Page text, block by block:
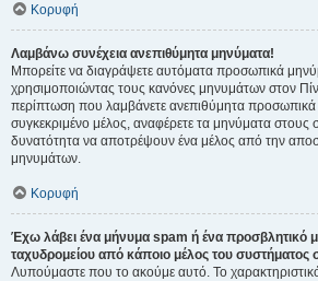
Κορυφή
Λαμβάνω συνέχεια ανεπιθύμητα μηνύματα!
Μπορείτε να διαγράψετε αυτόματα προσωπικά
χρησιμοποιώντας τους κανόνες μηνυμάτων στον
περίπτωση που λαμβάνετε ανεπιθύμητα
συγκεκριμένο μέλος, αναφέρετε τα μηνύματα στους
δυνατότητα να αποτρέψουν ένα μέλος από την
μηνυμάτων.
Κορυφή
Έχω λάβει ένα μήνυμα spam ή ένα προσβλητικό
ταχυδρομείου από κάποιο μέλος του συστήματος
Λυπούμαστε που το ακούμε αυτό. Το